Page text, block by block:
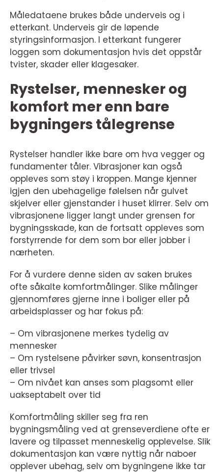
Måledataene brukes både underveis og i
etterkant. Underveis gir de løpende
styringsinformasjon. I etterkant fungerer
loggen som dokumentasjon hvis det oppstår
tvister, skader eller klagesaker.
Rystelser, mennesker og
komfort mer enn bare
bygningers tålegrense
Rystelser handler ikke bare om hva vegger og
fundamenter tåler. Vibrasjoner kan også
oppleves som støy i kroppen. Mange kjenner
igjen den ubehagelige følelsen når gulvet
skjelver eller gjenstander i huset klirrer. Selv om
vibrasjonene ligger langt under grensen for
bygningsskade, kan de fortsatt oppleves som
forstyrrende for dem som bor eller jobber i
nærheten.
For å vurdere denne siden av saken brukes
ofte såkalte komfortmålinger. Slike målinger
gjennomføres gjerne inne i boliger eller på
arbeidsplasser og har fokus på:
– Om vibrasjonene merkes tydelig av
mennesker
– Om rystelsene påvirker søvn, konsentrasjon
eller trivsel
– Om nivået kan anses som plagsomt eller
uakseptabelt over tid
Komfortmåling skiller seg fra ren
bygningsmåling ved at grenseverdiene ofte er
lavere og tilpasset menneskelig opplevelse. Slik
dokumentasjon kan være nyttig når naboer
opplever ubehag, selv om bygningene ikke tar